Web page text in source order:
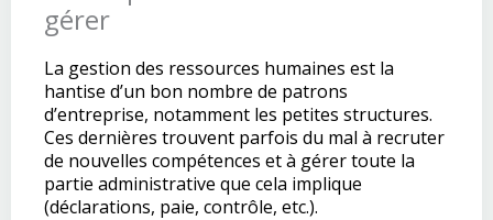
gérer
La gestion des ressources humaines est la
hantise d’un bon nombre de patrons
d’entreprise, notamment les petites structures.
Ces dernières trouvent parfois du mal à recruter
de nouvelles compétences et à gérer toute la
partie administrative que cela implique
(déclarations, paie, contrôle, etc.).